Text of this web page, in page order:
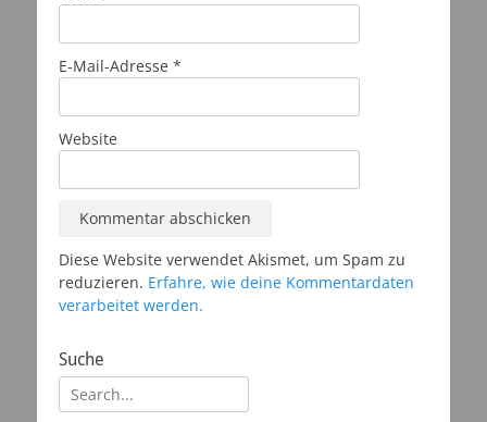
E-Mail-Adresse *
Website
Diese Website verwendet Akismet, um Spam zu
reduzieren. Erfahre, wie deine Kommentardaten
verarbeitet werden.
Suche
Suchen
nach: